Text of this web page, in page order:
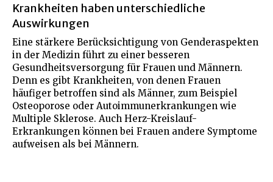
Krankheiten haben unterschiedliche
Auswirkungen
Eine stärkere Berücksichtigung von Genderaspekten
in der Medizin führt zu einer besseren
Gesundheitsversorgung für Frauen und Männern.
Denn es gibt Krankheiten, von denen Frauen
häufiger betroffen sind als Männer, zum Beispiel
Osteoporose oder Autoimmunerkrankungen wie
Multiple Sklerose. Auch Herz-Kreislauf-
Erkrankungen können bei Frauen andere Symptome
aufweisen als bei Männern.